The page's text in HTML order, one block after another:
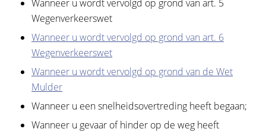
Wanneer u wordt vervolgd op grond van art. 5
Wegenverkeerswet
Wanneer u wordt vervolgd op grond van art. 6
Wegenverkeerswet
Wanneer u wordt vervolgd op grond van de Wet
Mulder
Wanneer u een snelheidsovertreding heeft begaan;
Wanneer u gevaar of hinder op de weg heeft